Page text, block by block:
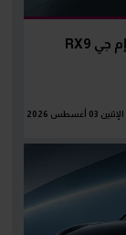
بسعر 1.9 مليون جنيه.. المواصفات الكاملة لـ إم جي RX9
الإثنين 03 أغسطس 2026